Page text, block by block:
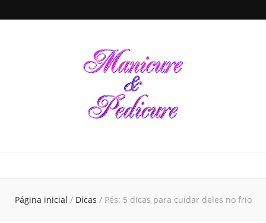
Página inicial / Dicas / Pés: 5 dicas para cuidar deles no frio